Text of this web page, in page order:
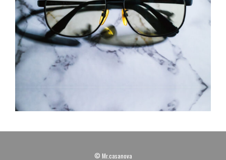
© Mr.casanova